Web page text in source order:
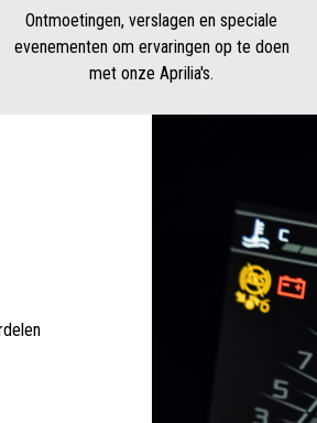
Ontmoetingen, verslagen en speciale
evenementen om ervaringen op te doen
met onze Aprilia's.